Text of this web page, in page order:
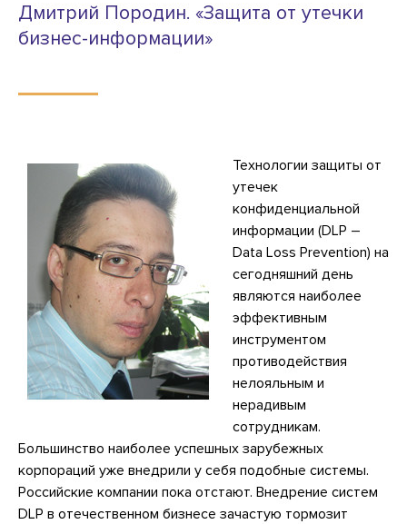
Дмитрий Породин. «Защита от утечки
бизнес-информации»
Технологии защиты от
утечек
конфиденциальной
информации (DLP –
Data Loss Prevention) на
сегодняшний день
являются наиболее
эффективным
инструментом
противодействия
нелояльным и
нерадивым
сотрудникам.
Большинство наиболее успешных зарубежных
корпораций уже внедрили у себя подобные системы.
Российские компании пока отстают. Внедрение систем
DLP в отечественном бизнесе зачастую тормозит